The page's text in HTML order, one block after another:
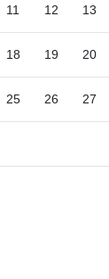
11 12 13
18 19 20
25 26 27